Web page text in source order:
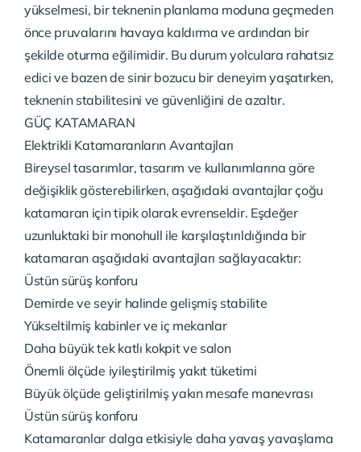
yükselmesi, bir teknenin planlama moduna geçmeden
önce pruvalarını havaya kaldırma ve ardından bir
şekilde oturma eğilimidir. Bu durum yolculara rahatsız
edici ve bazen de sinir bozucu bir deneyim yaşatırken,
teknenin stabilitesini ve güvenliğini de azaltır.
GÜÇ KATAMARAN
Elektrikli Katamaranların Avantajları
Bireysel tasarımlar, tasarım ve kullanımlarına göre
değişiklik gösterebilirken, aşağıdaki avantajlar çoğu
katamaran için tipik olarak evrenseldir. Eşdeğer
uzunluktaki bir monohull ile karşılaştırıldığında bir
katamaran aşağıdaki avantajları sağlayacaktır:
Üstün sürüş konforu
Demirde ve seyir halinde gelişmiş stabilite
Yükseltilmiş kabinler ve iç mekanlar
Daha büyük tek katlı kokpit ve salon
Önemli ölçüde iyileştirilmiş yakıt tüketimi
Büyük ölçüde geliştirilmiş yakın mesafe manevrası
Üstün sürüş konforu
Katamaranlar dalga etkisiyle daha yavaş yavaşlama